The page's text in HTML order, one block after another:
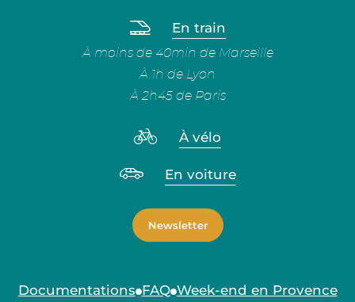
En train
À moins de 40min de Marseille
À 1h de Lyon
À 2h45 de Paris
À vélo
En voiture
Newsletter
Documentations FAQ Week-end en Provence